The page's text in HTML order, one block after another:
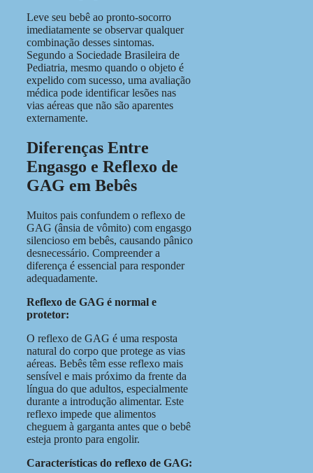
Leve seu bebê ao pronto-socorro
imediatamente se observar qualquer
combinação desses sintomas.
Segundo a Sociedade Brasileira de
Pediatria, mesmo quando o objeto é
expelido com sucesso, uma avaliação
médica pode identificar lesões nas
vias aéreas que não são aparentes
externamente.
Diferenças Entre
Engasgo e Reflexo de
GAG em Bebês
Muitos pais confundem o reflexo de
GAG (ânsia de vômito) com engasgo
silencioso em bebês, causando pânico
desnecessário. Compreender a
diferença é essencial para responder
adequadamente.
Reflexo de GAG é normal e
protetor:
O reflexo de GAG é uma resposta
natural do corpo que protege as vias
aéreas. Bebês têm esse reflexo mais
sensível e mais próximo da frente da
língua do que adultos, especialmente
durante a introdução alimentar. Este
reflexo impede que alimentos
cheguem à garganta antes que o bebê
esteja pronto para engolir.
Características do reflexo de GAG: